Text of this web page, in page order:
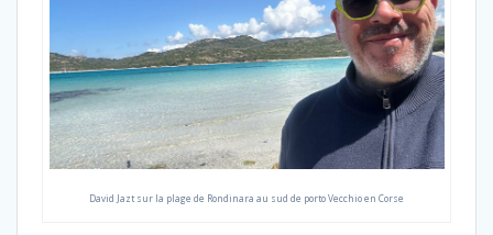
David Jazt sur la plage de Rondinara au sud de porto Vecchio en Corse